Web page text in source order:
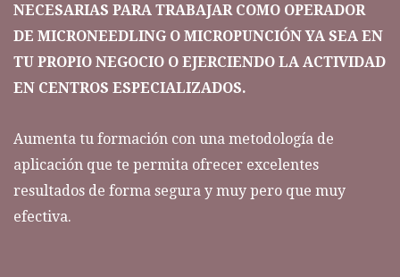
NECESARIAS PARA TRABAJAR COMO OPERADOR
DE MICRONEEDLING O MICROPUNCIÓN YA SEA EN
TU PROPIO NEGOCIO O EJERCIENDO LA ACTIVIDAD
EN CENTROS ESPECIALIZADOS.
Aumenta tu formación con una metodología de
aplicación que te permita ofrecer excelentes
resultados de forma segura y muy pero que muy
efectiva.